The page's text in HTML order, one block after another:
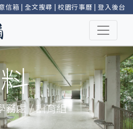
信箱 |全文搜尋 | 校園行事曆 |登入後台
務處 / 訓育組